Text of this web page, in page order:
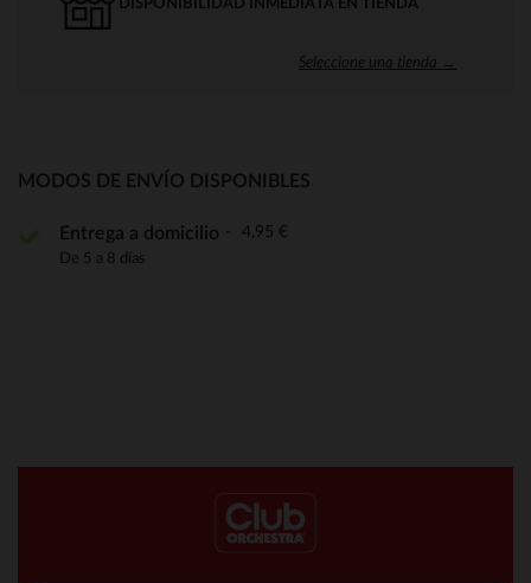
DISPONIBILIDAD INMEDIATA EN TIENDA
Seleccione una tienda →
MODOS DE ENVÍO DISPONIBLES
Entrega a domicilio 4,95 €
De 5 a 8 días